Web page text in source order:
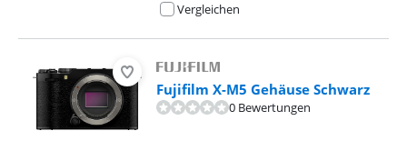
Vergleichen
Fujifilm X-M5 Gehäuse Schwarz
0 Bewertungen